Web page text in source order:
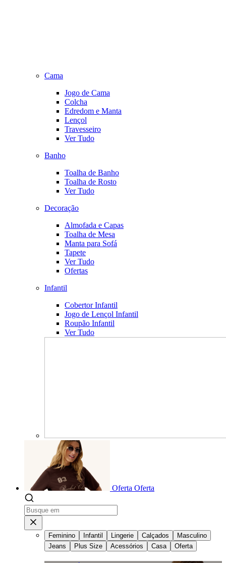
Cama
Jogo de Cama
Colcha
Edredom e Manta
Lençol
Travesseiro
Ver Tudo
Banho
Toalha de Banho
Toalha de Rosto
Ver Tudo
Decoração
Almofada e Capas
Toalha de Mesa
Manta para Sofá
Tapete
Ver Tudo
Ofertas
Infantil
Cobertor Infantil
Jogo de Lençol Infantil
Roupão Infantil
Ver Tudo
Oferta Oferta
Feminino Infantil Lingerie Calçados
Masculino
Jeans
Plus Size Acessórios Casa Oferta